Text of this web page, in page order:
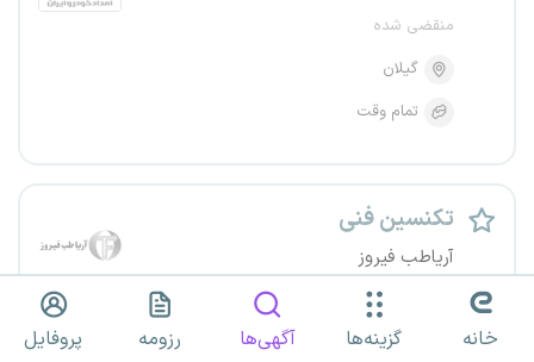
منقضی شده
گیلان
تمام وقت
تکنسین فنی
آریاطب فیروز
منقضی شده
گیلان
خانه گزینه‌ها آگهی‌ها رزومه پروفایل